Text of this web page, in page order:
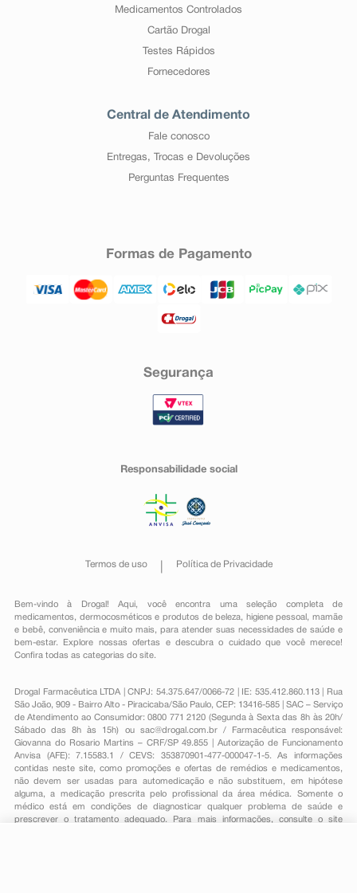
Medicamentos Controlados
Cartão Drogal
Testes Rápidos
Fornecedores
Central de Atendimento
Fale conosco
Entregas, Trocas e Devoluções
Perguntas Frequentes
Formas de Pagamento
Segurança
Responsabilidade social
Termos de uso Política de Privacidade
Bem-vindo à Drogal! Aqui, você encontra uma seleção completa de
medicamentos , dermocosméticos e produtos de beleza, higiene pessoal ,mamãe
e bebê, conveniênciae muito mais, para atender suas necessidades de saúde e
bem-estar. Explore nossas ofertas e descubra o cuidado que você merece!
Confira todas as categorias do site.
Drogal Farmacêutica LTDA | CNPJ: 54.375.647/0066-72 | IE: 535.412.860.113 | Rua
São João, 909 - Bairro Alto - Piracicaba/São Paulo, CEP: 13416-585 | SAC – Serviço
de Atendimento ao Consumidor: 0800 771 2120 (Segunda à Sexta das 8h às 20h/
Sábado das 8h às 15h) ou sac@drogal.com.br/ Farmacêutica responsável:
Giovanna do Rosario Martins – CRF/SP 49.855 | Autorização de Funcionamento
Anvisa (AFE): 7.15583.1 / CEVS: 353870901-477-000047-1-5. As informações
contidas neste site, como promoções e ofertas de remédios e medicamentos,
não devem ser usadas para automedicação e não substituem, em hipótese
alguma, a medicação prescrita pelo profissional da área médica. Somente o
médico está em condições de diagnosticar qualquer problema de saúde e
prescrever o tratamento adequado. Para mais informações, consulte o site